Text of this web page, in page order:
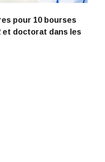
pour 10 bourses
et doctorat dans les